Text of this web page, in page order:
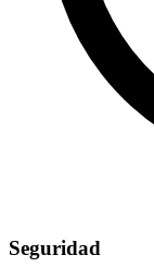
Seguridad